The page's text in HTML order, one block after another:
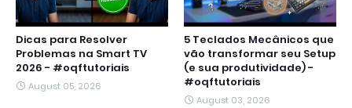
Dicas para Resolver
Problemas na Smart TV
2026 - #oqftutoriais
August 05, 2026
5 Teclados Mecânicos que
vão transformar seu Setup
(e sua produtividade) -
#oqftutoriais
August 03, 2026